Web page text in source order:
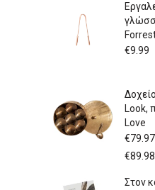
€9.99
Look,
Love
€79.97
€89.98
Στον